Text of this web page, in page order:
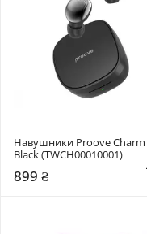
Навушники Proove Charm
Black (TWCH00010001)
899 ₴